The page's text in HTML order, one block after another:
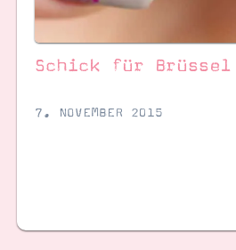
SUCHE
Schick für Brüssel ️️
7. NOVEMBER 2015